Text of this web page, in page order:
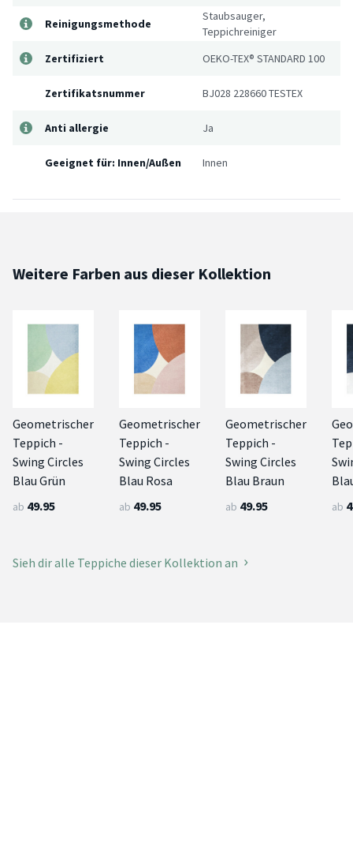
Reinigungsmethode
Staubsauger,
Teppichreiniger
Zertifiziert
OEKO-TEX® STANDARD 100
Zertifikatsnummer BJ028 228660 TESTEX
Anti allergie Ja
Geeignet für: Innen/Außen Innen
Weitere Farben aus dieser Kollektion
Geometrischer
Teppich -
Swing Circles
Blau Grün
ab 49.95
Geometrischer
Teppich -
Swing Circles
Blau Rosa
ab 49.95
Geometrischer
Teppich -
Swing Circles
Blau Braun
ab 49.95 ab
Sieh dir alle Teppiche dieser Kollektion an